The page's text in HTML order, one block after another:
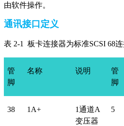
由软件操作。
通讯接口定义
表 2-1 板卡连接器为标准SCSI 68
管
脚
名称 说明
管
脚
38 1A+ 1通道A
变压器
5